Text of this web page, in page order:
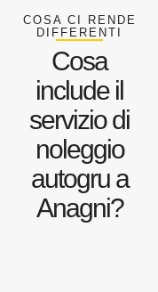
COSA CI RENDE
DIFFERENTI
Cosa
include il
servizio di
noleggio
autogru a
Anagni?